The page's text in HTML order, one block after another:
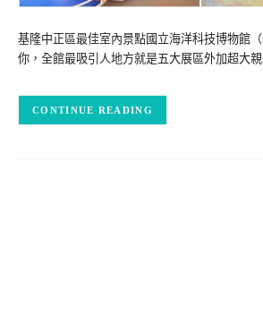
基隆中正區最佳室內景點國立海洋科技博物館
你，全館最吸引人地方就是五大展區外加超大
CONTINUE READING